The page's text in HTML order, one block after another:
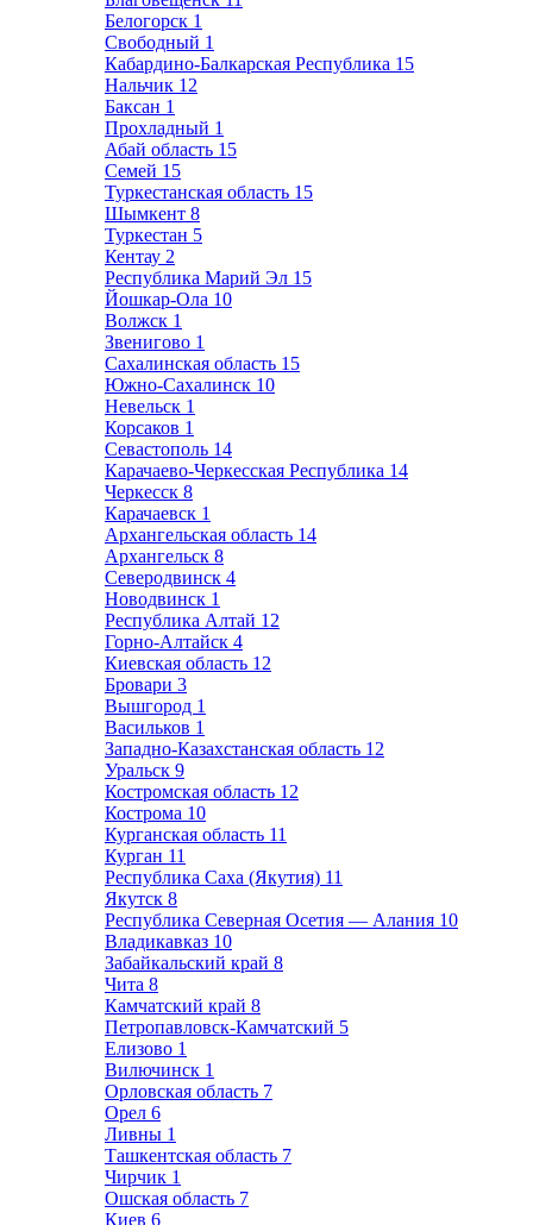
Белогорск 1
Свободный 1
Кабардино-Балкарская Республика 15
Нальчик 12
Баксан 1
Прохладный 1
Абай область 15
Семей 15
Туркестанская область 15
Шымкент 8
Туркестан 5
Кентау 2
Республика Марий Эл 15
Йошкар-Ола 10
Волжск 1
Звенигово 1
Сахалинская область 15
Южно-Сахалинск 10
Невельск 1
Корсаков 1
Севастополь 14
Карачаево-Черкесская Республика 14
Черкесск 8
Карачаевск 1
Архангельская область 14
Архангельск 8
Северодвинск 4
Новодвинск 1
Республика Алтай 12
Горно-Алтайск 4
Киевская область 12
Бровари 3
Вышгород 1
Васильков 1
Западно-Казахстанская область 12
Уральск 9
Костромская область 12
Кострома 10
Курганская область 11
Курган 11
Республика Саха (Якутия) 11
Якутск 8
Республика Северная Осетия — Алания 10
Владикавказ 10
Забайкальский край 8
Чита 8
Камчатский край 8
Петропавловск-Камчатский 5
Елизово 1
Вилючинск 1
Орловская область 7
Орел 6
Ливны 1
Ташкентская область 7
Чирчик 1
Ошская область 7
Киев 6